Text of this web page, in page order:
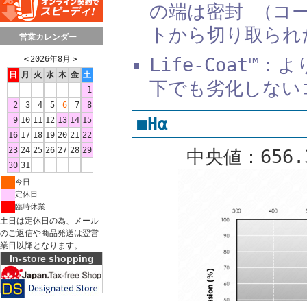
営業カレンダー
＜ 2026年8月 ＞
日
月 火 水 木 金 土
1
2
3 4 5 6 7
8
9 10 11 12 13 14 15
16 17 18 19 20 21 22
23 24 25 26 27 28 29
30 31
今日
定休日
臨時休業
土日は定休日の為、メール
のご返信や商品発送は翌営
業日以降となります。
In-store shopping
の端は密封 （コ
トから切り取ら
Life-Coat™：よ
下でも劣化しな
■Hα
中央値：